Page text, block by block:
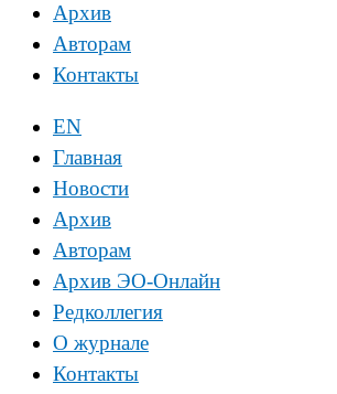
Архив
Авторам
Контакты
EN
Главная
Новости
Архив
Авторам
Архив ЭО-Онлайн
Редколлегия
О журнале
Контакты